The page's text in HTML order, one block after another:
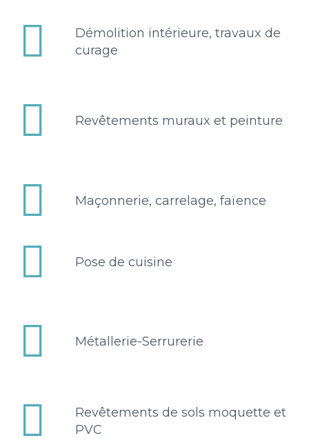


Démolition intérieure, travaux de
curage

 Revêtements muraux et peinture

 Maçonnerie, carrelage, faïence

 Pose de cuisine

 Métallerie-Serrurerie


Revêtements de sols moquette et
PVC